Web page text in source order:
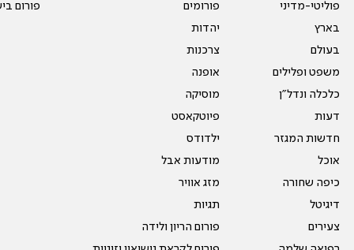
פוליטי-מדיני
בארץ
בעולם
משפט ופלילים
כלכלה ונדל"ן
דעות
חדשות המגזר
אוכל
כיפה שחורה
דיגיטל
צעירים
פורומים
יהדות
צרכנות
אופנה
מוסיקה
פיוטקאסט
ילדודס
מודעות אבל
מזג אוויר
תגיות
פורום הריון ולידה
פורום